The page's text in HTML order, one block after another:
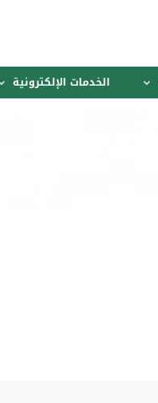
الخدمات الإلكترونية